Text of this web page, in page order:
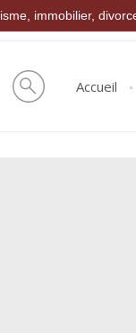
immobilier,
Accueil